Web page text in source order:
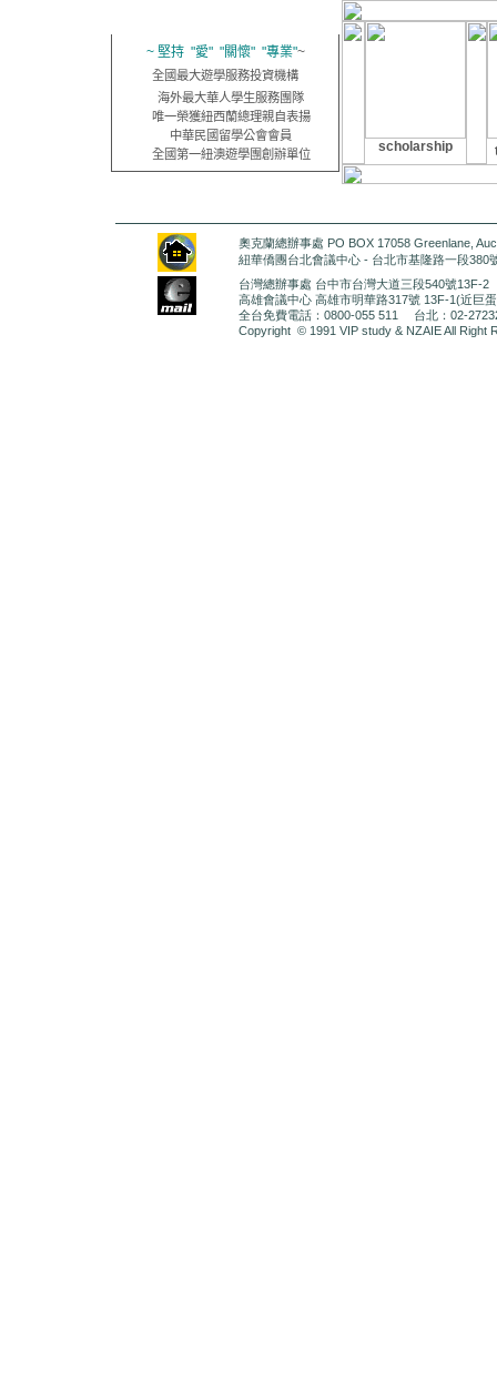
~ 堅持 "愛" "關懷" "專業"~
全國最大遊學服務投資機構
海外最大華人學生服務團隊
唯一榮獲紐西蘭總理親自表揚
中華民國留學公會會員
全國第一紐澳遊學團創辦單位
scholarship